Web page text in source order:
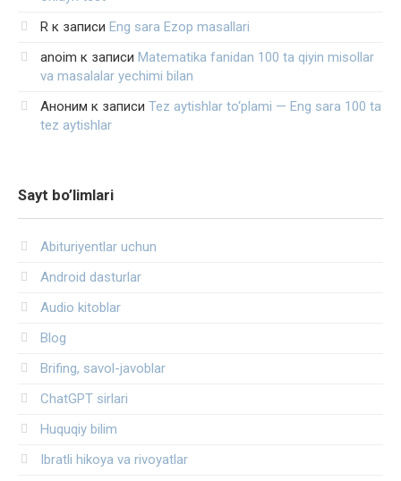
R к записи Eng sara Ezop masallari
anoim к записи Matematika fanidan 100 ta qiyin misollar
va masalalar yechimi bilan
Аноним к записи Tez aytishlar to‘plami — Eng sara 100 ta
tez aytishlar
Sayt bo’limlari
Abituriyentlar uchun
Android dasturlar
Audio kitoblar
Blog
Brifing, savol-javoblar
ChatGPT sirlari
Huquqiy bilim
Ibratli hikoya va rivoyatlar